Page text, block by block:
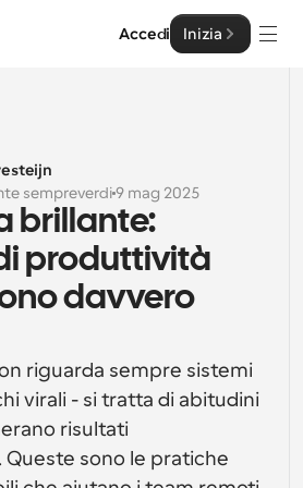
Accedi Inizia
semplificata
per gruppi
per Sviluppatori
per la piattaforma Cal.com
personalizzate con la nostra
sempreverdi9 mag 2025
brillante:
produttività
davvero
riguarda sempre sistemi
virali - si tratta di abitudini
risultati
Queste sono le pratiche